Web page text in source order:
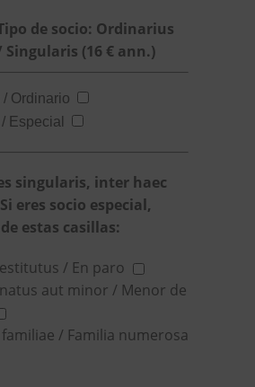
de socio: Ordinarius
Singularis (16 € ann.)
Ordinario
Especial
singularis, inter haec
eres socio especial,
estas casillas:
/ En paro
aut minor / Menor de
/ Familia numerosa